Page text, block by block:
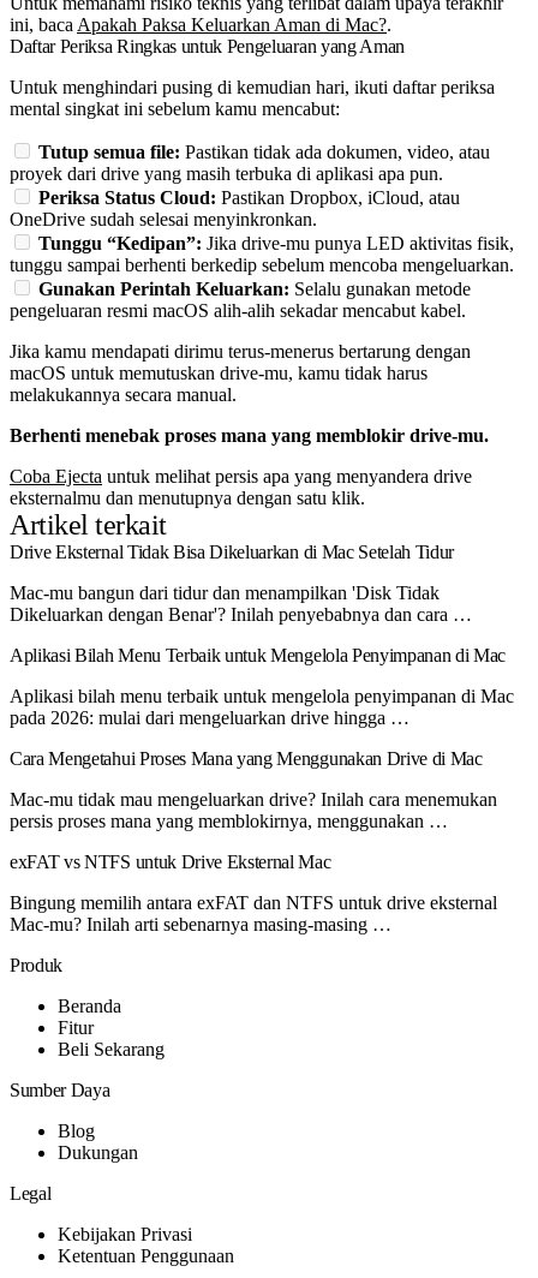
ini, baca Apakah Paksa Keluarkan Aman di Mac?.
Daftar Periksa Ringkas untuk Pengeluaran yang Aman
Untuk menghindari pusing di kemudian hari, ikuti daftar periksa
mental singkat ini sebelum kamu mencabut:
Tutup semua file: Pastikan tidak ada dokumen, video, atau
proyek dari drive yang masih terbuka di aplikasi apa pun.
Periksa Status Cloud: Pastikan Dropbox, iCloud, atau
OneDrive sudah selesai menyinkronkan.
Tunggu “Kedipan”: Jika drive-mu punya LED aktivitas fisik,
tunggu sampai berhenti berkedip sebelum mencoba mengeluarkan.
Gunakan Perintah Keluarkan: Selalu gunakan metode
pengeluaran resmi macOS alih-alih sekadar mencabut kabel.
Jika kamu mendapati dirimu terus-menerus bertarung dengan
macOS untuk memutuskan drive-mu, kamu tidak harus
melakukannya secara manual.
Berhenti menebak proses mana yang memblokir drive-mu.
Coba Ejecta untuk melihat persis apa yang menyandera drive
eksternalmu dan menutupnya dengan satu klik.
Artikel terkait
Drive Eksternal Tidak Bisa Dikeluarkan di Mac Setelah Tidur
Mac-mu bangun dari tidur dan menampilkan 'Disk Tidak
Dikeluarkan dengan Benar'? Inilah penyebabnya dan cara …
Aplikasi Bilah Menu Terbaik untuk Mengelola Penyimpanan di Mac
Aplikasi bilah menu terbaik untuk mengelola penyimpanan di Mac
pada 2026: mulai dari mengeluarkan drive hingga …
Cara Mengetahui Proses Mana yang Menggunakan Drive di Mac
Mac-mu tidak mau mengeluarkan drive? Inilah cara menemukan
persis proses mana yang memblokirnya, menggunakan …
exFAT vs NTFS untuk Drive Eksternal Mac
Bingung memilih antara exFAT dan NTFS untuk drive eksternal
Mac-mu? Inilah arti sebenarnya masing-masing …
Produk
Beranda
Fitur
Beli Sekarang
Sumber Daya
Blog
Dukungan
Legal
Kebijakan Privasi
Ketentuan Penggunaan